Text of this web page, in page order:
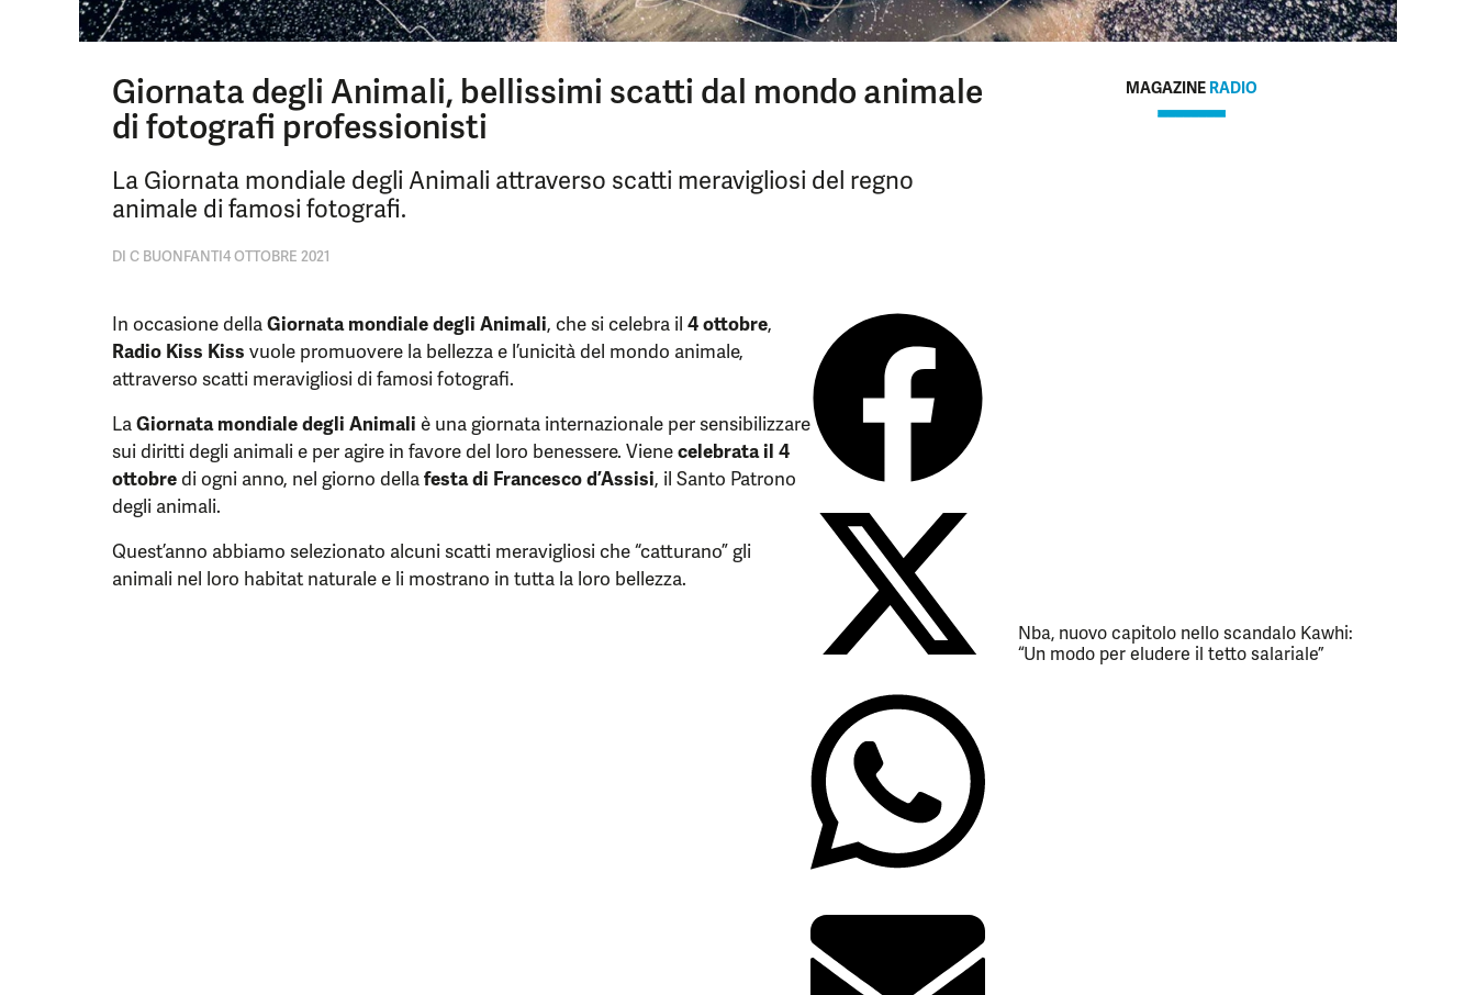
Giornata degli Animali, bellissimi scatti dal mondo animale
di fotografi professionisti
La Giornata mondiale degli Animali attraverso scatti meravigliosi del regno
animale di famosi fotografi.
DI C BUONFANTI4 OTTOBRE 2021
In occasione dellaGiornata mondiale degli Animali, che si celebra il 4 ottobre,
Radio Kiss Kiss vuole promuovere la bellezza e l’unicità del mondo animale,
attraverso scatti meravigliosi di famosi fotografi.
LaGiornata mondiale degli Animali è una giornata internazionale per sensibilizzare
sui diritti degli animali e per agire in favore del loro benessere. Vienecelebrata il 4
ottobredi ogni anno, nel giorno dellafesta di Francesco d’Assisi, il Santo Patrono
degli animali.
Quest’anno abbiamo selezionato alcuni scatti meravigliosi che “catturano” gli
animali nel loro habitat naturale e li mostrano in tutta la loro bellezza.
MAGAZINE RADIO
Nba, nuovo capitolo nello scandalo Kawhi:
“Un modo per eludere il tetto salariale”